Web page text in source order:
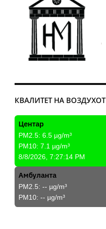
КВАЛИТЕТ НА ВОЗДУХОТ
Центар
PM2.5: 6.5 µg/m³
PM10: 7.1 µg/m³
8/8/2026, 7:27:14 PM
Амбуланта
PM2.5: -- µg/m³
PM10: -- µg/m³